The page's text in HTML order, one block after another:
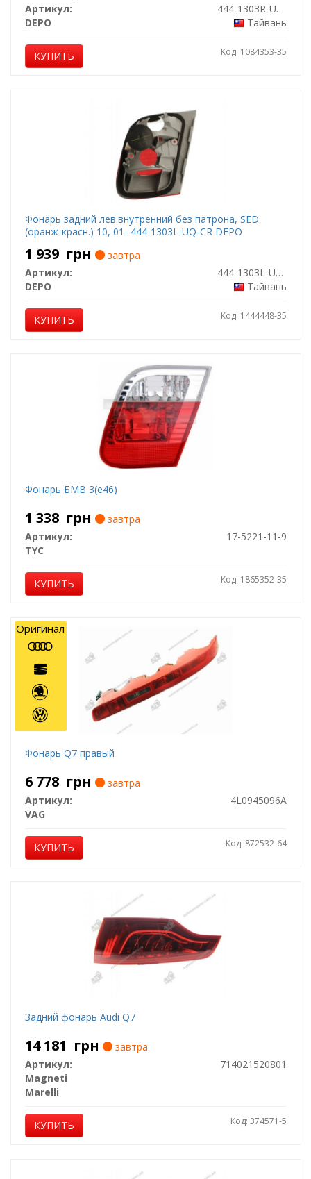
Артикул:
444-1303R-UQ-CR
DEPO
Тайвань
КУПИТЬ Код: 1084353-35
Фонарь задний лев.внутренний без патрона, SED
(оранж-красн.) 10, 01- 444-1303L-UQ-CR DEPO
1 939 грн
завтра
Артикул:
444-1303L-UQ-CR
DEPO
Тайвань
КУПИТЬ Код: 1444448-35
Фонарь БМВ 3(е46)
1 338 грн
завтра
Артикул:
17-5221-11-9
TYC
КУПИТЬ Код: 1865352-35
Фонарь Q7 правый
6 778 грн
завтра
Артикул:
4L0945096A
VAG
КУПИТЬ Код: 872532-64
Оригинал
Задний фонарь Audi Q7
14 181 грн
завтра
Артикул:
714021520801
Magneti
Marelli
КУПИТЬ Код: 374571-5